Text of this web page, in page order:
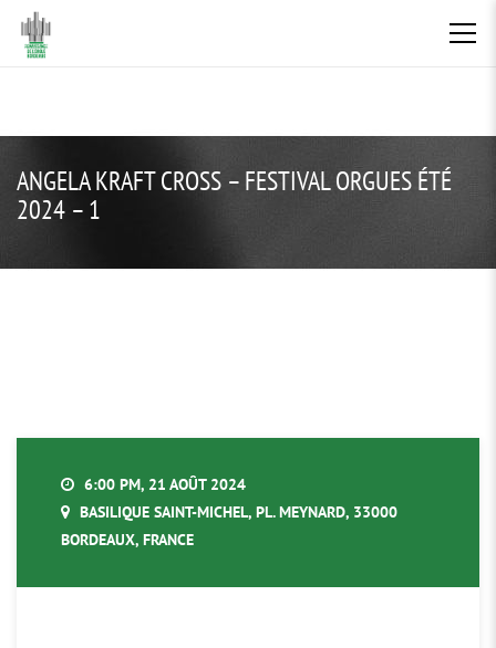
ANGELA KRAFT CROSS – FESTIVAL ORGUES ÉTÉ
2024 – 1
6:00 PM, 21 AOÛT 2024
BASILIQUE SAINT-MICHEL, PL. MEYNARD, 33000
BORDEAUX, FRANCE